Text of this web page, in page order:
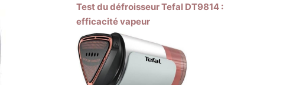
Test du défroisseur Tefal DT9814 :
efficacité vapeur